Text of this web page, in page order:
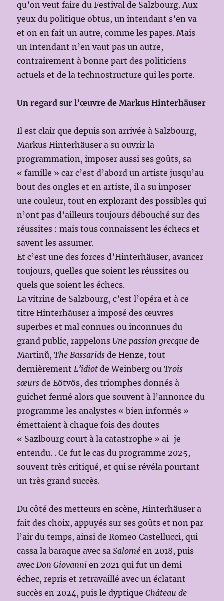
qu’on veut faire du Festival de Salzbourg. Aux
yeux du politique obtus, un intendant s’en va
et on en fait un autre, comme les papes. Mais
un Intendant n’en vaut pas un autre,
contrairement à bonne part des politiciens
actuels et de la technostructure qui les porte.
Un regard sur l’œuvre de Markus Hinterhäuser
Il est clair que depuis son arrivée à Salzbourg,
Markus Hinterhäuser a su ouvrir la
programmation, imposer aussi ses goûts, sa
« famille » car c’est d’abord un artiste jusqu’au
bout des ongles et en artiste, il a su imposer
une couleur, tout en explorant des possibles qui
n’ont pas d’ailleurs toujours débouché sur des
réussites : mais tous connaissent les échecs et
savent les assumer.
Et c’est une des forces d’Hinterhäuser, avancer
toujours, quelles que soient les réussites ou
quels que soient les échecs.
La vitrine de Salzbourg, c’est l’opéra et à ce
titre Hinterhäuser a imposé des œuvres
superbes et mal connues ou inconnues du
grand public, rappelons Une passion grecque de
Martinů,The Bassarids de Henze, tout
dernièrement L’idiot de Weinberg ouTrois
sœurs de Eötvös, des triomphes donnés à
guichet fermé alors que souvent à l’annonce du
programme les analystes « bien informés »
émettaient à chaque fois des doutes
« Sazlbourg court à la catastrophe » ai-je
entendu. . Ce fut le cas du programme 2025,
souvent très critiqué, et qui se révéla pourtant
un très grand succès.
Du côté des metteurs en scène, Hinterhäuser a
fait des choix, appuyés sur ses goûts et non par
l’air du temps, ainsi de Romeo Castellucci, qui
cassa la baraque avec saSalomé en 2018, puis
avec Don Giovanni en 2021 qui fut un demi-
échec, repris et retravaillé avec un éclatant
succès en 2024, puis le dyptiqueChâteau de